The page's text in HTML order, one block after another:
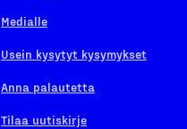
Medialle
Usein kysytyt kysymykset
Anna palautetta
Tilaa uutiskirje